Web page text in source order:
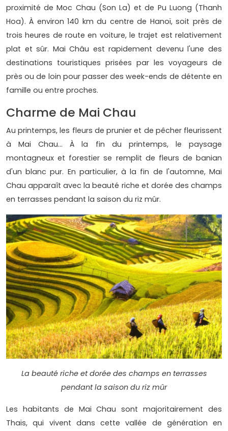
proximité de Moc Chau (Son La) et de Pu Luong (Thanh
Hoa). À environ 140 km du centre de Hanoï, soit près de
trois heures de route en voiture, le trajet est relativement
plat et sûr. Mai Châu est rapidement devenu l'une des
destinations touristiques prisées par les voyageurs de
près ou de loin pour passer des week-ends de détente en
famille ou entre proches.
Charme de Mai Chau
Au printemps, les fleurs de prunier et de pêcher fleurissent
à Mai Chau... À la fin du printemps, le paysage
montagneux et forestier se remplit de fleurs de banian
d'un blanc pur. En particulier, à la fin de l'automne, Mai
Chau apparaît avec la beauté riche et dorée des champs
en terrasses pendant la saison du riz mûr.
La beauté riche et dorée des champs en terrasses
pendant la saison du riz mûr
Les habitants de Mai Chau sont majoritairement des
Thaïs, qui vivent dans cette vallée de génération en